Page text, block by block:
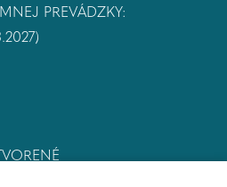
PREVÁDZKY: